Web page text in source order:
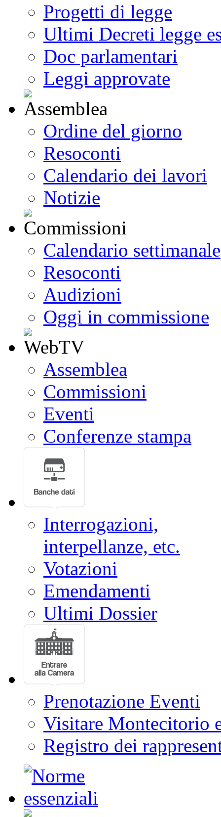
Progetti di legge
Ultimi Decreti legge
Doc parlamentari
Leggi approvate
Ordine del giorno
Resoconti
Calendario dei lavori
Notizie
Calendario settimanale
Resoconti
Audizioni
Oggi in commissione
Assemblea
Commissioni
Eventi
Conferenze stampa
Interrogazioni,
interpellanze, etc.
Votazioni
Emendamenti
Ultimi Dossier
Prenotazione Eventi
Visitare Montecitorio
Registro dei